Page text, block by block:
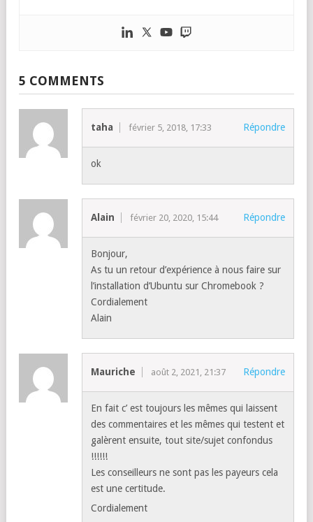
5 COMMENTS
taha février 5, 2018, 17:33 Répondre
ok
Alain février 20, 2020, 15:44 Répondre
Bonjour,
As tu un retour d’expérience à nous faire sur
l’installation d’Ubuntu sur Chromebook ?
Cordialement
Alain
Mauriche août 2, 2021, 21:37 Répondre
En fait c’ est toujours les mêmes qui laissent
des commentaires et les mêmes qui testent et
galèrent ensuite, tout site/sujet confondus
!!!!!!
Les conseilleurs ne sont pas les payeurs cela
est une certitude.
Cordialement